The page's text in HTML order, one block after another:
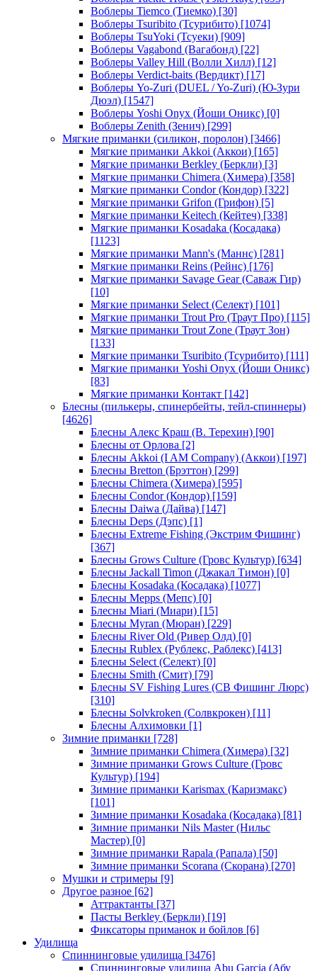
Воблеры Tiemco (Тиемко) [30]
Воблеры Tsuribito (Тсурибито) [1074]
Воблеры TsuYoki (Тсуеки) [909]
Воблеры Vagabond (Вагабонд) [22]
Воблеры Valley Hill (Волли Хилл) [12]
Воблеры Verdict-baits (Вердикт) [17]
Воблеры Yo-Zuri (DUEL / Yo-Zuri) (Ю-Зури
Дюэл) [1547]
Воблеры Yoshi Onyx (Йоши Оникс) [0]
Воблеры Zenith (Зенич) [299]
Мягкие приманки (силикон, поролон) [3466]
Мягкие приманки Akkoi (Аккои) [165]
Мягкие приманки Berkley (Беркли) [3]
Мягкие приманки Chimera (Химера) [358]
Мягкие приманки Condor (Кондор) [322]
Мягкие приманки Grifon (Грифон) [5]
Мягкие приманки Keitech (Кейтеч) [338]
Мягкие приманки Kosadaka (Косадака)
[1123]
Мягкие приманки Mann's (Маннс) [281]
Мягкие приманки Reins (Рейнс) [176]
Мягкие приманки Savage Gear (Саваж Гир)
[10]
Мягкие приманки Select (Селект) [101]
Мягкие приманки Trout Pro (Траут Про) [115]
Мягкие приманки Trout Zone (Траут Зон)
[133]
Мягкие приманки Tsuribito (Тсурибито) [111]
Мягкие приманки Yoshi Onyx (Йоши Оникс)
[83]
Мягкие приманки Контакт [142]
Блесны (пилькеры, спинербейты, тейл-спиннеры)
[4626]
Блесны Алекс Краш (В. Терехин) [90]
Блесны от Орлова [2]
Блесны Akkoi (I AM Company) (Аккои) [197]
Блесны Bretton (Брэттон) [299]
Блесны Chimera (Химера) [595]
Блесны Condor (Кондор) [159]
Блесны Daiwa (Дайва) [147]
Блесны Deps (Дэпс) [1]
Блесны Extreme Fishing (Экстрим Фишинг)
[367]
Блесны Grows Culture (Гровс Культур) [634]
Блесны Jackall Timon (Джакал Тимон) [0]
Блесны Kosadaka (Косадака) [1077]
Блесны Mepps (Мепс) [0]
Блесны Miari (Миари) [15]
Блесны Myran (Мюран) [229]
Блесны River Old (Ривер Олд) [0]
Блесны Rublex (Рублекс, Раблекс) [413]
Блесны Select (Селект) [0]
Блесны Smith (Смит) [79]
Блесны SV Fishing Lures (СВ Фишинг Люрс)
[310]
Блесны Solvkroken (Солвкрокен) [11]
Блесны Алхимовки [1]
Зимние приманки [728]
Зимние приманки Chimera (Химера) [32]
Зимние приманки Grows Culture (Гровс
Культур) [194]
Зимние приманки Karismax (Каризмакс)
[101]
Зимние приманки Kosadaka (Косадака) [81]
Зимние приманки Nils Master (Нильс
Мастер) [0]
Зимние приманки Rapala (Рапала) [50]
Зимние приманки Scorana (Скорана) [270]
Мушки и стримеры [9]
Другое разное [62]
Аттрактанты [37]
Пасты Berkley (Беркли) [19]
Фиксаторы приманок и бойлов [6]
Удилища
Спиннинговые удилища [3476]
Спиннинговые удилища Abu Garcia (Абу